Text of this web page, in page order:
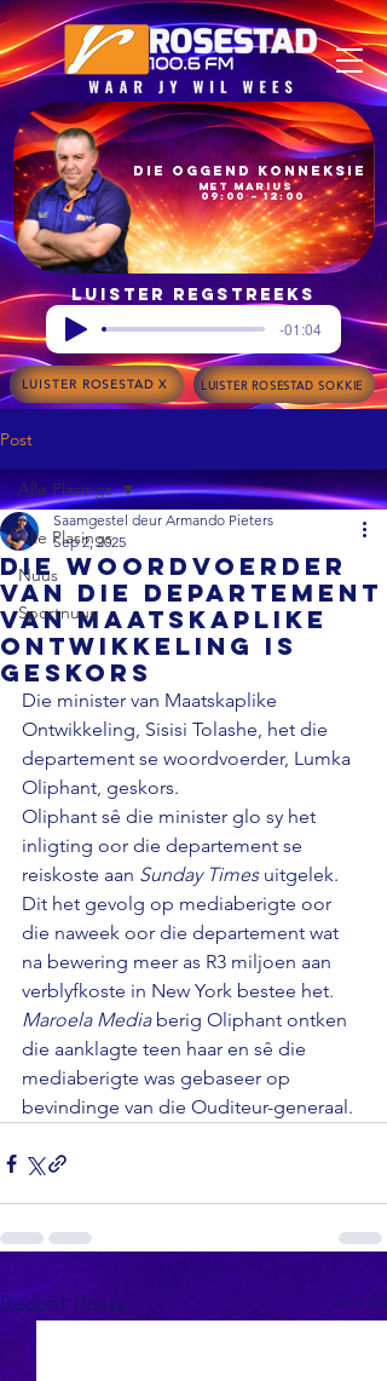
09:00 – 12:00
met Marius
Die Oggend Konneksie
Luister regstreeks
-01:04
LUISTER ROSESTAD X LUISTER ROSESTAD SOKKIE
Post
Alle Plasings
Nuus
Sportnuus
Alle Plasings
Die woordvoerder
van die departement
van maatskaplike
ontwikkeling is
geskors
Saamgestel deur Armando Pieters
Sep 2, 2025
Die minister van Maatskaplike
Ontwikkeling, Sisisi Tolashe, het die
departement se woordvoerder, Lumka
Oliphant, geskors.
Oliphant sê die minister glo sy het
inligting oor die departement se
reiskoste aan Sunday Times uitgelek.
Dit het gevolg op mediaberigte oor
die naweek oor die departement wat
na bewering meer as R3 miljoen aan
verblyfkoste in New York bestee het.
Maroela Media berig Oliphant ontken
die aanklagte teen haar en sê die
mediaberigte was gebaseer op
bevindinge van die Ouditeur-generaal.
Recent Posts See All